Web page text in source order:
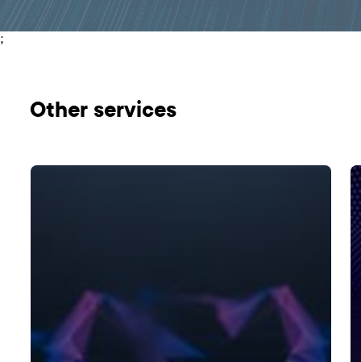
;
Оther services